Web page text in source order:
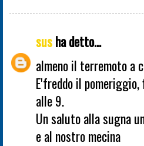
susha detto...
almeno il terremoto a
E'freddo il
alle 9.
Un saluto alla sugna
e al nostro mecina